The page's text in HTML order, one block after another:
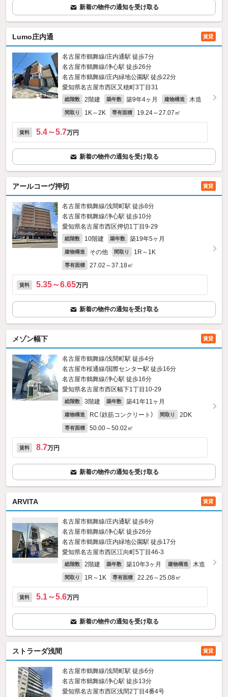
新着の物件の通知を受け取る
Lumo庄内通 賃貸
名古屋市鶴舞線/庄内通駅 徒歩7分
名古屋市鶴舞線/浄心駅 徒歩26分
名古屋市鶴舞線/庄内緑地公園駅 徒歩22分
愛知県名古屋市西区又穂町3丁目31
総階数 2階建 築年数 築9年4ヶ月 建物構造 木造
間取り 1K～2K 専有面積 19.24～27.07㎡
賃料 5.4～5.7万円
新着の物件の通知を受け取る
アールコーヴ押切 賃貸
名古屋市鶴舞線/浅間町駅 徒歩8分
名古屋市鶴舞線/浄心駅 徒歩10分
愛知県名古屋市西区押切1丁目9-29
総階数 10階建 築年数 築19年5ヶ月
建物構造 その他 間取り 1R～1K
専有面積 27.02～37.18㎡
賃料 5.35～6.65万円
新着の物件の通知を受け取る
メゾン幅下 賃貸
名古屋市鶴舞線/浅間町駅 徒歩4分
名古屋市桜通線/国際センター駅 徒歩16分
名古屋市鶴舞線/浄心駅 徒歩16分
愛知県名古屋市西区幅下1丁目10-29
総階数 3階建 築年数 築41年11ヶ月
建物構造 RC（鉄筋コンクリート） 間取り 2DK
専有面積 50.00～50.02㎡
賃料 8.7万円
新着の物件の通知を受け取る
ARVITA 賃貸
名古屋市鶴舞線/庄内通駅 徒歩8分
名古屋市鶴舞線/浄心駅 徒歩26分
名古屋市鶴舞線/庄内緑地公園駅 徒歩17分
愛知県名古屋市西区江向町5丁目46‐3
総階数 2階建 築年数 築10年3ヶ月 建物構造 木造
間取り 1R～1K 専有面積 22.26～25.08㎡
賃料 5.1～5.6万円
新着の物件の通知を受け取る
ストラーダ浅間 賃貸
名古屋市鶴舞線/浅間町駅 徒歩6分
名古屋市鶴舞線/浄心駅 徒歩13分
愛知県名古屋市西区浅間2丁目4番4号